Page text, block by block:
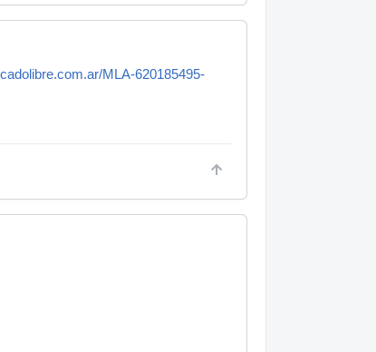
MLA-620185495-